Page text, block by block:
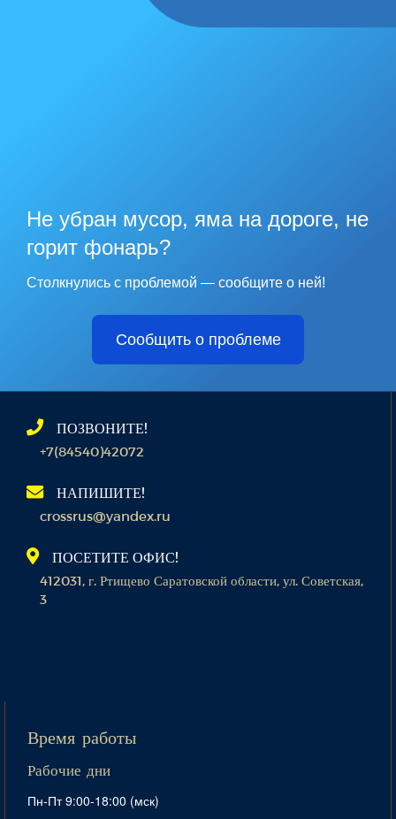
Не убран мусор, яма на дороге, не
горит фонарь?
Столкнулись с проблемой — сообщите о ней!
Сообщить о проблеме
ПОЗВОНИТЕ!
+7(84540)42072
НАПИШИТЕ!
crossrus@yandex.ru
ПОСЕТИТЕ ОФИС!
412031, г. Ртищево Саратовской области, ул. Советская,
3
Время работы
Рабочие дни
Пн-Пт 9:00-18:00 (мск)